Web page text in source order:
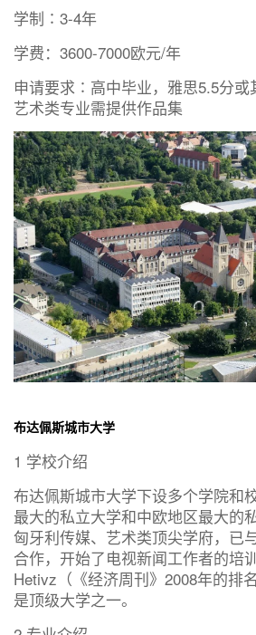
学制∶3-4年
学费：3600-7000欧元/年
申请要求∶高中毕业，雅思5.5分或
艺术类专业需提供作品集
布达佩斯城市大学
1 学校介绍
布达佩斯城市大学下设多个学院和
最大的私立大学和中欧地区最大的
匈牙利传媒、艺术类顶尖学府，已
合作，开始了电视新闻工作者的培
Hetivz（《经济周刊》2008年的排
是顶级大学之一。